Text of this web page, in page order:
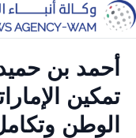
أحمد بن
تمكين
الوطن